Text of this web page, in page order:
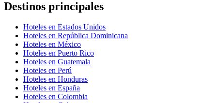
Destinos principales
Hoteles en Estados Unidos
Hoteles en República Dominicana
Hoteles en México
Hoteles en Puerto Rico
Hoteles en Guatemala
Hoteles en Perú
Hoteles en Honduras
Hoteles en España
Hoteles en Colombia